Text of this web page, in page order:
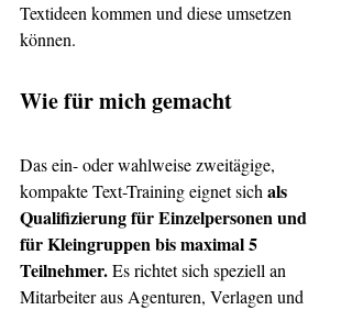
Textideen kommen und diese umsetzen
können.
Wie für mich gemacht
Das ein- oder wahlweise zweitägige,
kompakte Text-Training eignet sich als
Qualifizierung für Einzelpersonen und
für Kleingruppen bis maximal 5
Teilnehmer. Es richtet sich speziell an
Mitarbeiter aus Agenturen, Verlagen und